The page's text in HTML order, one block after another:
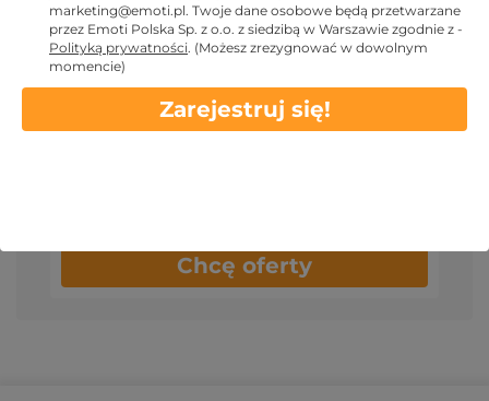
nowościach oraz pytań za pośrednictwem poczty
elektronicznej.
Chcę oferty
marketing@emoti.pl. Twoje dane osobowe będą przetwarzane
przez Emoti Polska Sp. z o.o. z siedzibą w Warszawie zgodnie z -
Polityką prywatności. (Możesz zrezygnować w dowolnym
momencie)
Zarejestruj się!